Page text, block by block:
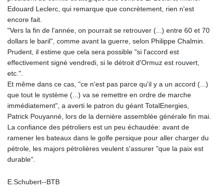
Edouard Leclerc, qui remarque que concrètement, rien n'est
encore fait.
"Vers la fin de l'année, on pourrait se retrouver (...) entre 60 et 70
dollars le baril", comme avant la guerre, selon Philippe Chalmin.
Prudent, il estime que cela sera possible "si l'accord est
effectivement signé vendredi, si le détroit d'Ormuz est rouvert,
etc.".
Et même dans ce cas, "ce n'est pas parce qu'il y a un accord (...)
que tout le système (...) va se remettre en ordre de marche
immédiatement", a averti le patron du géant TotalEnergies,
Patrick Pouyanné, lors de la dernière assemblée générale fin mai.
La confiance des pétroliers est un peu échaudée: avant de
ramener les bateaux dans le golfe persique pour aller charger du
pétrole, les majors pétrolières veulent s'assurer "que la paix est
durable".
E.Schubert--BTB